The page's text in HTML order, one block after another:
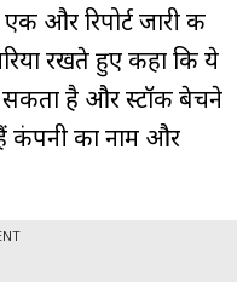
और रिपोर्ट जारी की
रखते हुए कहा कि ये
सकता है और स्टॉक बेचने
कंपनी का नाम और